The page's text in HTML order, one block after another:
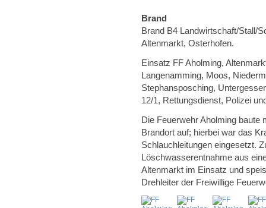
Brand
Brand B4 Landwirtschaft/Stall/
Altenmarkt, Osterhofen.
Einsatz FF Aholming,
Langenamming, Moos,
Stephansposching,
12/1, Rettungsdienst, Polizei
Die Feuerwehr Aholming baute
Brandort auf; hierbei war das
Schlauchleitungen eingesetzt.
Löschwasserentnahme aus
Altenmarkt im Einsatz und
Drehleiter der Freiwillige